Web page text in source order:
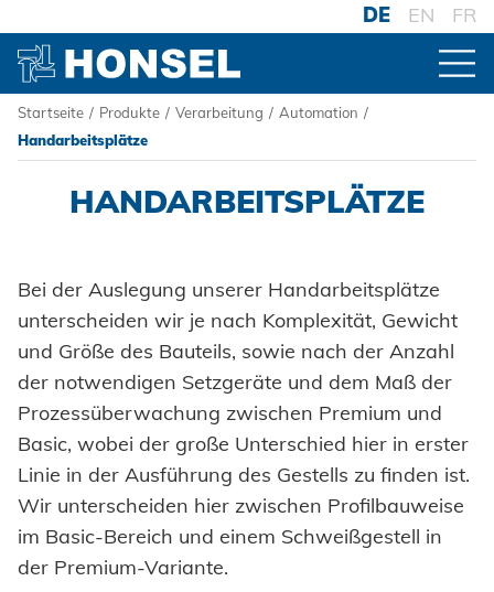
DE EN FR
PRODUKTE
ZUR PRODUKTÜBERSICHT
VERBINDER
Blindniete
Blindnietmuttern
Blindnietschrauben
Powertrain Fasteners
Einpresselemente
Stanzelemente
VERARBEITUNG
Akku-Nieter
Druckluftnietwerkzeuge
Handnietwerkzeuge
Automation
Prozessüberwachung
Startseite / Produkte / Verarbeitung / Automation /
Handarbeitsplätze
HANDARBEITSPLÄTZE
Bei der Auslegung unserer Handarbeitsplätze
unterscheiden wir je nach Komplexität, Gewicht
und Größe des Bauteils, sowie nach der Anzahl
der notwendigen Setzgeräte und dem Maß der
Prozessüberwachung zwischen Premium und
Basic, wobei der große Unterschied hier in erster
Linie in der Ausführung des Gestells zu finden ist.
Wir unterscheiden hier zwischen Profilbauweise
im Basic-Bereich und einem Schweißgestell in
der Premium-Variante.